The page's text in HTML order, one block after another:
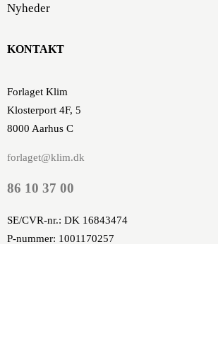
Nyheder
KONTAKT
Forlaget Klim
Klosterport 4F, 5
8000 Aarhus C
forlaget@klim.dk
86 10 37 00
SE/CVR-nr.: DK 16843474
P-nummer: 1001170257